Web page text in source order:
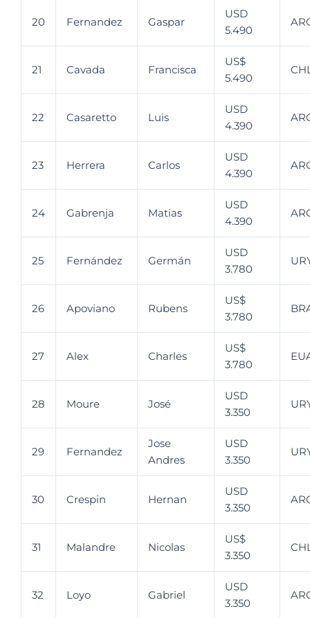
20 Fernandez Gaspar
USD
5.490
21 Cavada Francisca
US$
5.490
22 Casaretto Luis
USD
4.390
23 Herrera Carlos
USD
4.390
24 Gabrenja Matias
USD
4.390
25 Fernández Germán
USD
3.780
26 Apoviano Rubens
US$
3.780
27 Alex Charles
US$
3.780
28 Moure José
USD
3.350
29 Fernandez
Jose
Andres
USD
3.350
30 Crespin Hernan
USD
3.350
31 Malandre Nicolas
US$
3.350
32 Loyo Gabriel
USD
3.350